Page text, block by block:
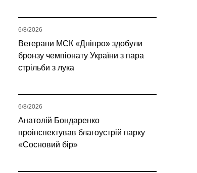
Ветерани МСК «Дніпро» здобули
бронзу чемпіонату України з пара
стрільби з лука
6/8/2026
Анатолій Бондаренко
проінспектував благоустрій парку
«Сосновий бір»
6/8/2026